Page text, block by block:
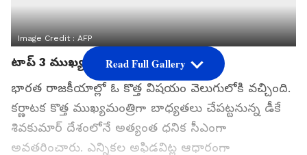
Image Credit :AFP
టాప్ 3 ముఖ్యమంత్రులు
భారత రాజకీయాల్లో ఓ కొత్త విషయం వెలుగులోకి వచ్చింది.
కర్ణాటక కొత్త ముఖ్యమంత్రిగా బాధ్యతలు చేపట్టనున్న డీకే
శివకుమార్ దేశంలోనే అత్యంత ధనిక సీఎంగా
అవతరించారు. ఎన్నికల అఫిడవిట్ల ఆధారంగా
Read Full Gallery